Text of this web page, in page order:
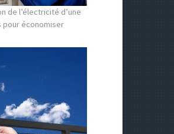
de l’électricité d’une
pour économiser